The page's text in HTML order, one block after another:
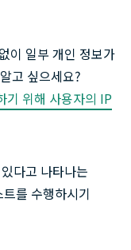
이 일부 개인 정보가
고 싶으세요?
기 위해 사용자의 IP
다고 나타나는
를 수행하시기